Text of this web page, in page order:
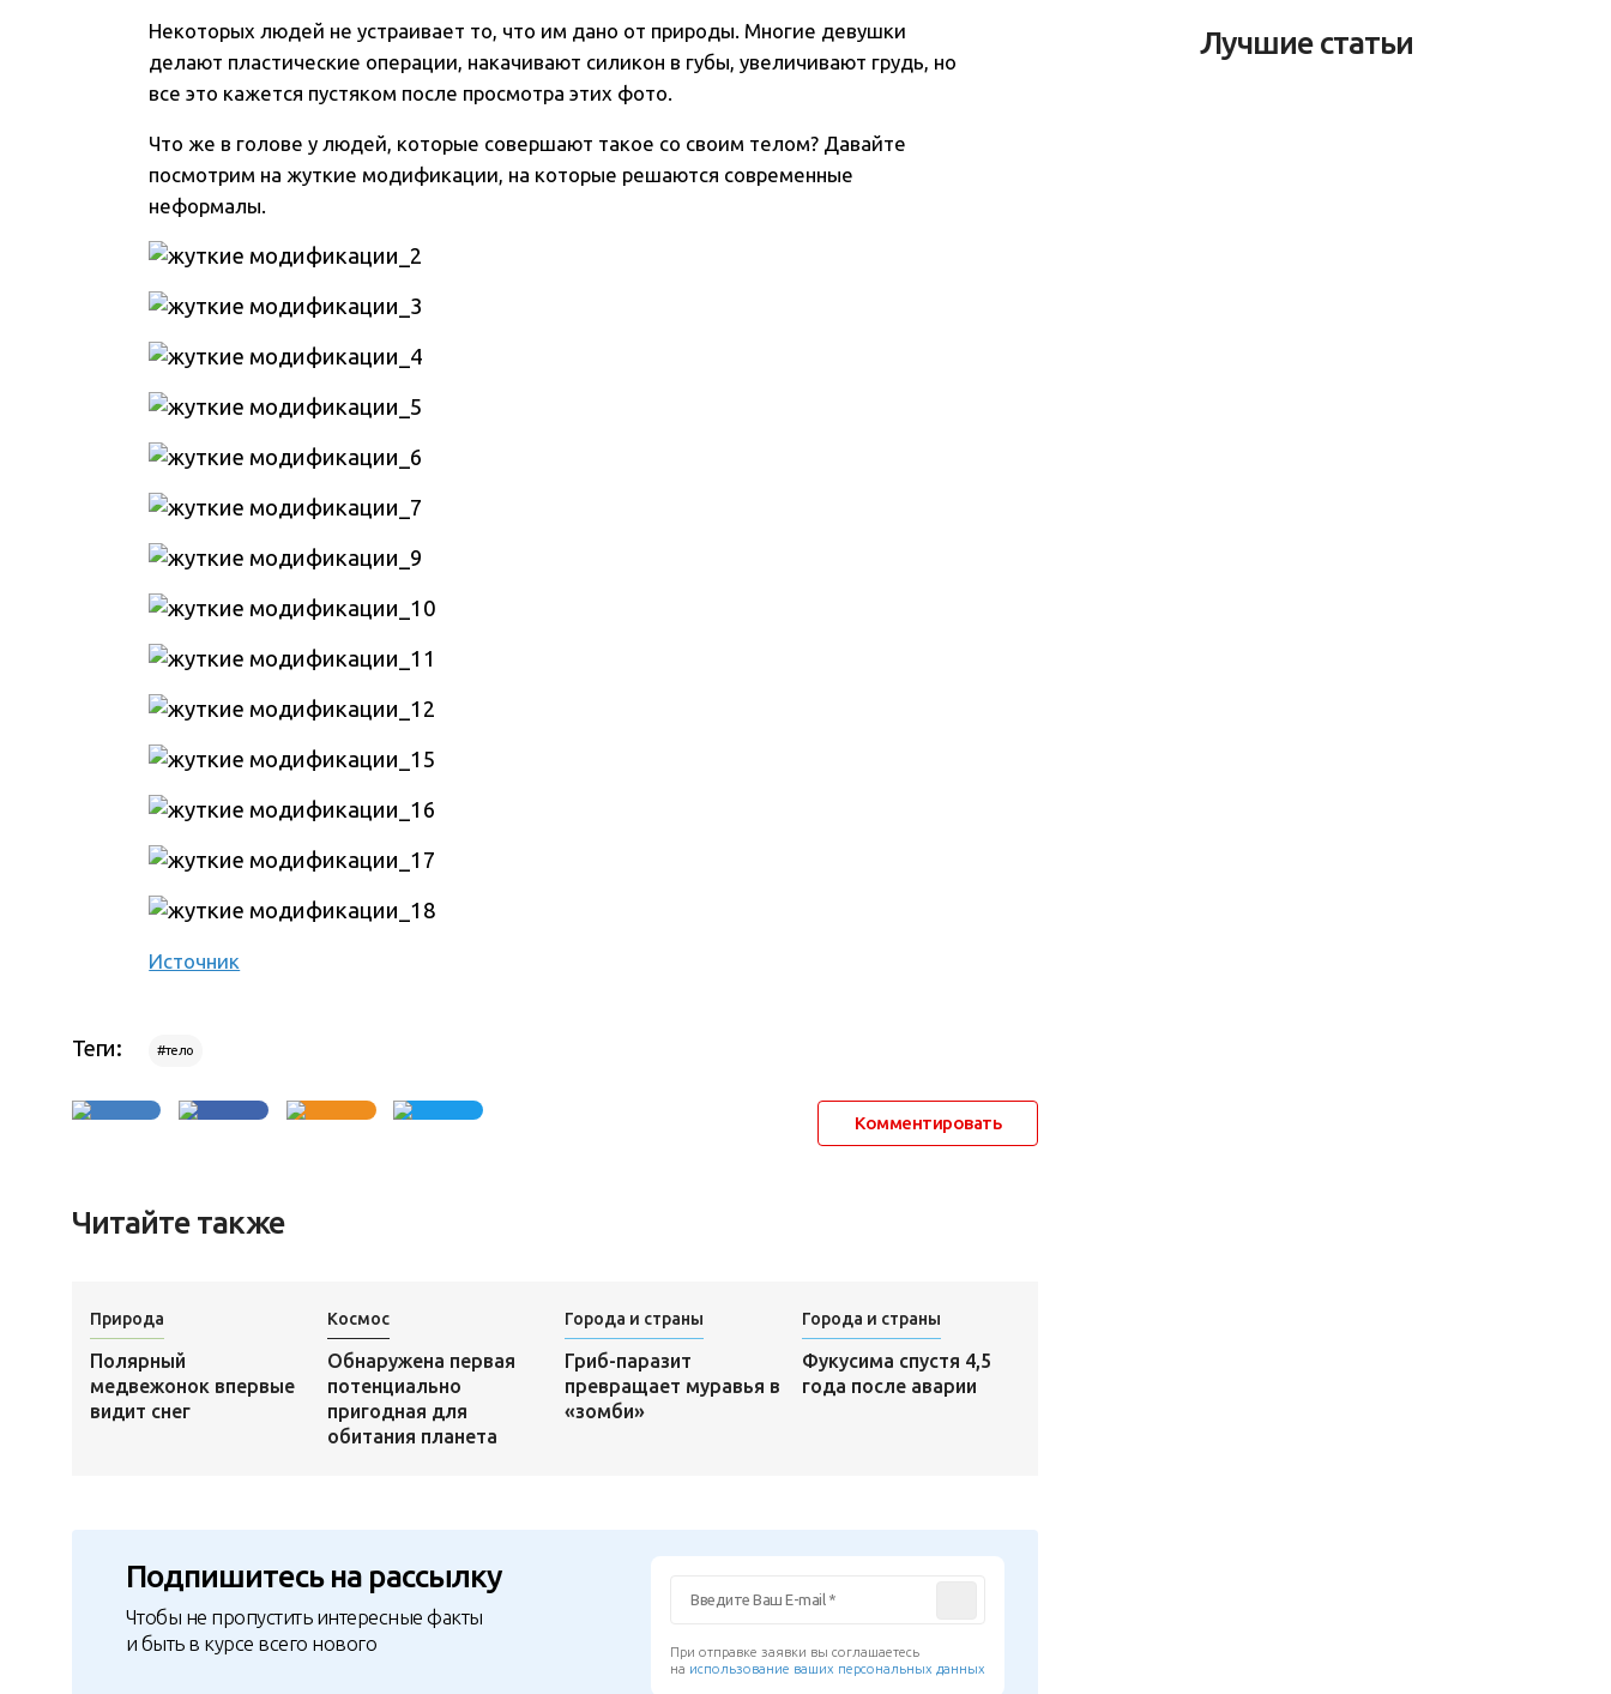
Некоторых людей не устраивает то, что им дано от природы. Многие девушки
делают пластические операции, накачивают силикон в губы, увеличивают грудь, но
все это кажется пустяком после просмотра этих фото.
Что же в голове у людей, которые совершают такое со своим телом? Давайте
посмотрим на жуткие модификации, на которые решаются современные
неформалы.
Источник
Теги: #тело
Комментировать
Читайте также
Природа
Полярный
медвежонок впервые
видит снег
Космос
Обнаружена первая
потенциально
пригодная для
обитания планета
Города и страны
Гриб-паразит
превращает муравья в
«зомби»
Города и страны
Фукусима спустя 4,5
года после аварии
Подпишитесь на рассылку
Чтобы не пропустить интересные факты
и быть в курсе всего нового
При отправке заявки вы соглашаетесь
на использование ваших персональных данных
Лучшие статьи